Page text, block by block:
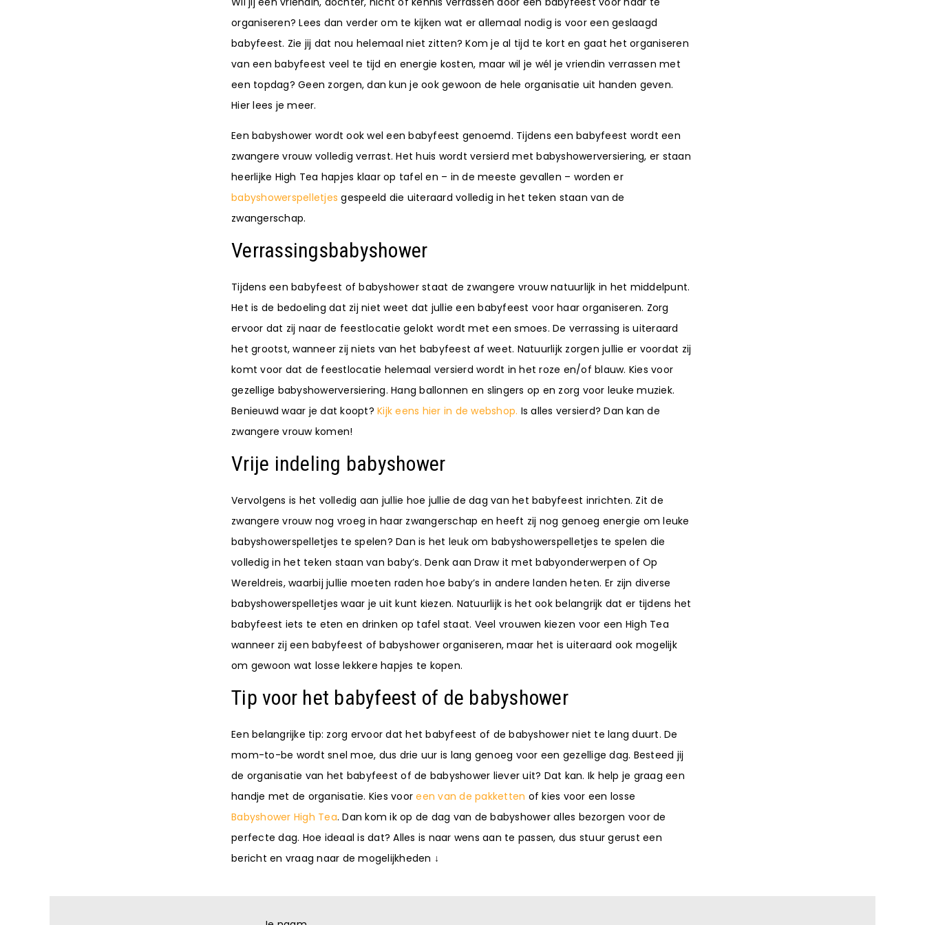
organiseren? Lees dan verder om te kijken wat er allemaal nodig is voor een geslaagd
babyfeest. Zie jij dat nou helemaal niet zitten? Kom je al tijd te kort en gaat het organiseren
van een babyfeest veel te tijd en energie kosten, maar wil je wél je vriendin verrassen met
een topdag? Geen zorgen, dan kun je ook gewoon de hele organisatie uit handen geven.
Hier lees je meer.
Een babyshower wordt ook wel een babyfeest genoemd. Tijdens een babyfeest wordt een
zwangere vrouw volledig verrast. Het huis wordt versierd met babyshowerversiering, er staan
heerlijke High Tea hapjes klaar op tafel en – in de meeste gevallen – worden er
babyshowerspelletjes gespeeld die uiteraard volledig in het teken staan van de
zwangerschap.
Verrassingsbabyshower
Tijdens een babyfeest of babyshower staat de zwangere vrouw natuurlijk in het middelpunt.
Het is de bedoeling dat zij niet weet dat jullie een babyfeest voor haar organiseren. Zorg
ervoor dat zij naar de feestlocatie gelokt wordt met een smoes. De verrassing is uiteraard
het grootst, wanneer zij niets van het babyfeest af weet. Natuurlijk zorgen jullie er voordat zij
komt voor dat de feestlocatie helemaal versierd wordt in het roze en/of blauw. Kies voor
gezellige babyshowerversiering. Hang ballonnen en slingers op en zorg voor leuke muziek.
Benieuwd waar je dat koopt? Kijk eens hier in de webshop. Is alles versierd? Dan kan de
zwangere vrouw komen!
Vrije indeling babyshower
Vervolgens is het volledig aan jullie hoe jullie de dag van het babyfeest inrichten. Zit de
zwangere vrouw nog vroeg in haar zwangerschap en heeft zij nog genoeg energie om leuke
babyshowerspelletjes te spelen? Dan is het leuk om babyshowerspelletjes te spelen die
volledig in het teken staan van baby’s. Denk aan Draw it met babyonderwerpen of Op
Wereldreis, waarbij jullie moeten raden hoe baby’s in andere landen heten. Er zijn diverse
babyshowerspelletjes waar je uit kunt kiezen. Natuurlijk is het ook belangrijk dat er tijdens het
babyfeest iets te eten en drinken op tafel staat. Veel vrouwen kiezen voor een High Tea
wanneer zij een babyfeest of babyshower organiseren, maar het is uiteraard ook mogelijk
om gewoon wat losse lekkere hapjes te kopen.
Tip voor het babyfeest of de babyshower
Een belangrijke tip: zorg ervoor dat het babyfeest of de babyshower niet te lang duurt. De
mom-to-be wordt snel moe, dus drie uur is lang genoeg voor een gezellige dag. Besteed jij
de organisatie van het babyfeest of de babyshower liever uit? Dat kan. Ik help je graag een
handje met de organisatie. Kies vooreen van de pakketten of kies voor een losse
Babyshower High Tea. Dan kom ik op de dag van de babyshower alles bezorgen voor de
perfecte dag. Hoe ideaal is dat? Alles is naar wens aan te passen, dus stuur gerust een
bericht en vraag naar de mogelijkheden ↓